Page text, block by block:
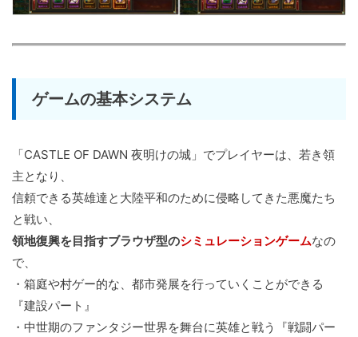
ゲームの基本システム
「CASTLE OF DAWN 夜明けの城」でプレイヤーは、若き領
主となり、
信頼できる英雄達と大陸平和のために侵略してきた悪魔たち
と戦い、
領地復興を目指すブラウザ型のシミュレーションゲームなの
で、
・箱庭や村ゲー的な、都市発展を行っていくことができる
『建設パート』
・中世期のファンタジー世界を舞台に英雄と戦う『戦闘パー